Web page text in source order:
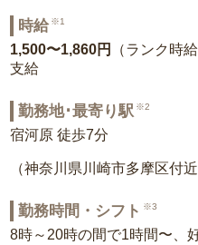
時給 ※1
1,500〜1,860円
（ランク時
支給
勤務地･最寄り駅 ※2
宿河原 徒歩7分
（神奈川県川崎市多摩区付近
勤務時間・シフト ※3
8時～20時の間で1時間〜、